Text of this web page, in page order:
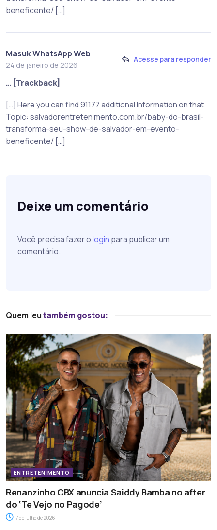
beneficente/ […]
Masuk WhatsApp Web
24 de janeiro de 2026
Acesse para responder
… [Trackback]
[…] Here you can find 91177 additional Information on that
Topic: salvadorentretenimento.com.br/baby-do-brasil-
transforma-seu-show-de-salvador-em-evento-
beneficente/ […]
Deixe um comentário
Você precisa fazer ologin para publicar um
comentário.
Quem leutambém gostou:
ENTRETENIMENTO
Renanzinho CBX anuncia Saiddy Bamba no after
do ‘Te Vejo no Pagode’
7 de julho de 2026